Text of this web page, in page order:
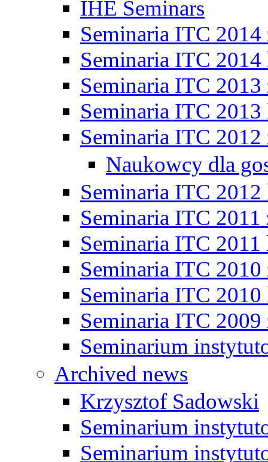
IHE Seminars
Seminaria ITC 2014
Seminaria ITC 2014
Seminaria ITC 2013
Seminaria ITC 2013
Seminaria ITC 2012
Naukowcy dla
Seminaria ITC 2012
Seminaria ITC 2011
Seminaria ITC 2011
Seminaria ITC 2010
Seminaria ITC 2010
Seminaria ITC 2009
Seminarium
Archived news
Krzysztof Sadowski
Seminarium
Seminarium